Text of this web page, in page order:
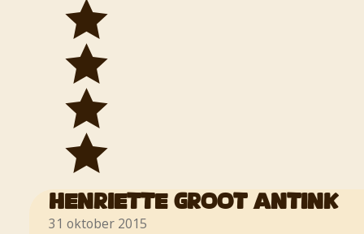
Henriette Groot Antink
31 oktober 2015